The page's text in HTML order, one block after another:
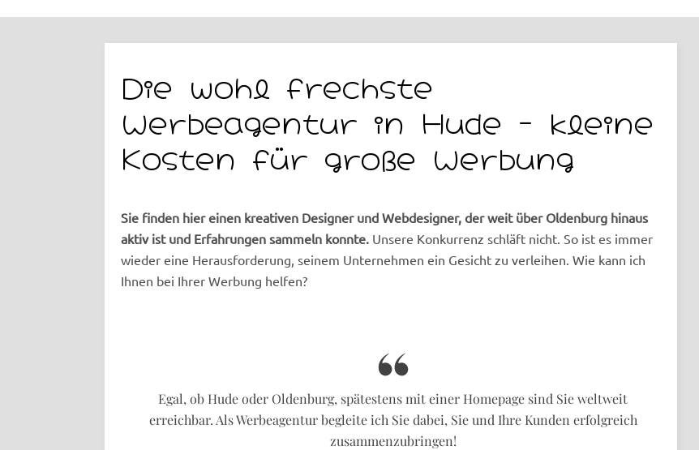
Die wohl frechste
Werbeagentur in Hude – kleine
Kosten für große Werbung
Sie finden hier einen kreativen Designer und Webdesigner, der weit über Oldenburg hinaus
aktiv ist und Erfahrungen sammeln konnte. Unsere Konkurrenz schläft nicht. So ist es immer
wieder eine Herausforderung, seinem Unternehmen ein Gesicht zu verleihen. Wie kann ich
Ihnen bei Ihrer Werbung helfen?
Egal, ob Hude oder Oldenburg, spätestens mit einer Homepage sind Sie weltweit
erreichbar. Als Werbeagentur begleite ich Sie dabei, Sie und Ihre Kunden erfolgreich
zusammenzubringen!